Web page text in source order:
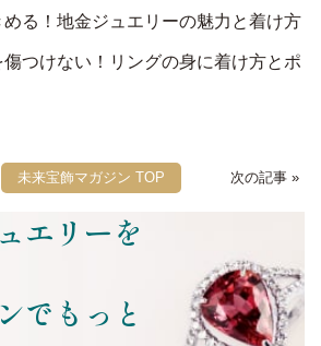
める！地金ジュエリーの魅力と着け方
つけない！リングの身に着け方とポ
未来宝飾マガジン TOP 次の記事 »
エリーを
でもっと